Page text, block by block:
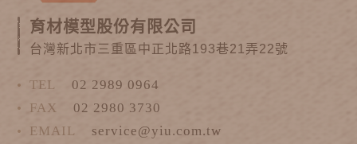
育材模型股份有限公司
台灣新北市三重區中正北路193巷21弄22號
TEL
02 2989 0964
FAX
02 2980 3730
EMAIL
service@yiu.com.tw